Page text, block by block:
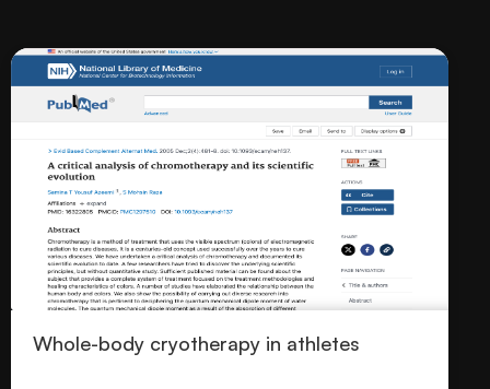
Whole-body cryotherapy in athletes